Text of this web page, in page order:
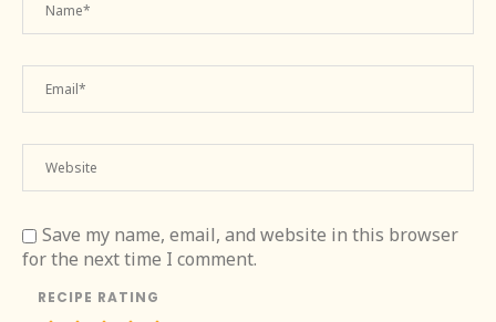
Save my name, email, and website in this browser
for the next time I comment.
RECIPE RATING